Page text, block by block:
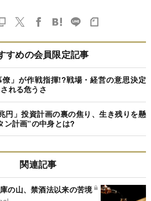
すめの会員限定記事
」が作戦指揮!?戦場・経営の意思決定
れる危うさ
円」投資計画の裏の焦り、生き残りを懸
ン計画”の中身とは?
関連記事
の山、禁酒法以来の苦境